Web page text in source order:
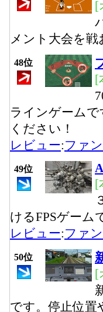
[
メント大会を戦
48位
[
ラインゲーム
ください！
レビュー:ファ
49位
[
けるFPSゲーム
レビュー:ファ
50位
[
です。停止位置